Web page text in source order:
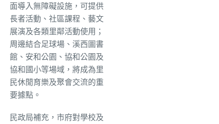
面導入無障礙設施，可提供
長者活動、社區課程、藝文
展演及各類里鄰活動使用；
周邊結合足球場、溪西圖書
館、安和公園、協和公園及
協和國小等場域，將成為里
民休閒育樂及聚會交流的重
要據點。
民政局補充，市府對學校及